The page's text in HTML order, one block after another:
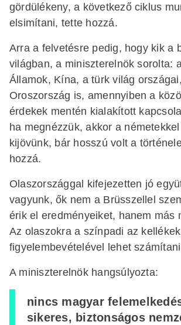
gördülékeny, a következő ciklus
elsimítani, tette hozzá.
Arra a felvetésre pedig, hogy kik a
világban, a miniszterelnök sorolta:
Államok, Kína, a türk világ
Oroszország is, amennyiben a
érdekek mentén kialakított
ha megnézzük, akkor a
kijövünk, bár hosszú volt a
hozzá.
Olaszországgal kifejezetten jó
vagyunk, ők nem a Brüsszellel
érik el eredményeiket, hanem más
Az olaszokra a színpadi az kellékek
figyelembevételével lehet
A miniszterelnök hangsúlyozta:
nincs magyar
sikeres, biztonságos